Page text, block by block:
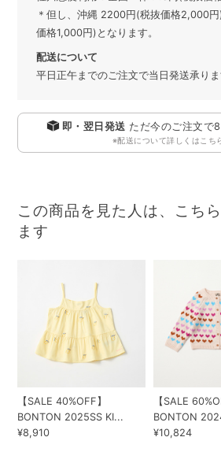
＊但し、沖縄 2200円(税抜価格2,000
価格1,000円)となります。
配送について
平日正午までのご注文で当日発送承りま
即・翌日発送 ただ今のご注文で
※配送について詳しくはこち
この商品を見た人は、こち
ます
【SALE 40%OFF】
BONTON 2025SS KI...
¥8,910
【SALE
BONTON
¥10,824